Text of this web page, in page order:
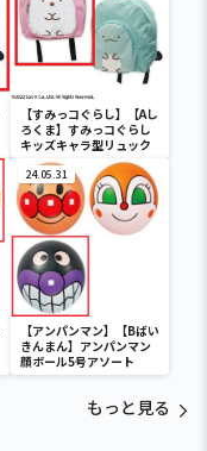
【すみっコぐらし】【Aし
ろくま】すみっコぐらし
キッズキャラ型リュック
24.05.31
【アンパンマン】【Bばい
きんまん】アンパンマン
顔ボール5号アソート
もっと見る